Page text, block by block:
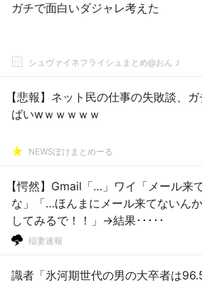
ガチで面白いダジャレ考えた
シュヴァイネフライシュまとめ@おんＪ
【悲報】ネット民の仕事の失敗談、
ばいwｗｗｗｗｗ
NEWSぽけまとめーる
【愕然】Gmail「…」ワイ「メール来
な」「…ほんまにメール来てないん
してみるで！！」→結果･････
稲妻速報
識者「氷河期世代の男の大卒者は